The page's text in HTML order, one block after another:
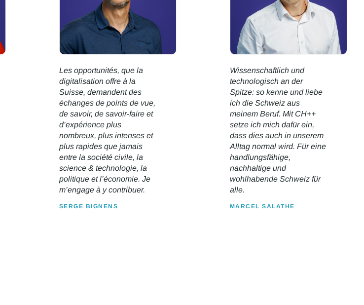
Les opportunités, que la
digitalisation offre à la
Suisse, demandent des
échanges de points de vue,
de savoir, de savoir-faire et
d’expérience plus
nombreux, plus intenses et
plus rapides que jamais
entre la société civile, la
science & technologie, la
politique et l’économie. Je
m’engage à y contribuer.
SERGE BIGNENS
Wissenschaftlich und
technologisch an der
Spitze: so kenne und liebe
ich die Schweiz aus
meinem Beruf. Mit CH++
setze ich mich dafür ein,
dass dies auch in unserem
Alltag normal wird. Für eine
handlungsfähige,
nachhaltige und
wohlhabende Schweiz für
alle.
MARCEL SALATHE